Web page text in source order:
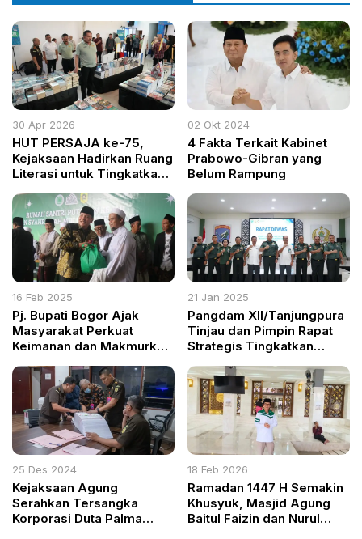
30 Apr 2026
HUT PERSAJA ke-75,
Kejaksaan Hadirkan Ruang
Literasi untuk Tingkatkan
02 Okt 2024
4 Fakta Terkait Kabinet
Prabowo-Gibran yang
Belum Rampung
16 Feb 2025
Pj. Bupati Bogor Ajak
Masyarakat Perkuat
Keimanan dan Makmurkan
21 Jan 2025
Pangdam XII/Tanjungpura
Tinjau dan Pimpin Rapat
Strategis Tingkatkan
Husada
25 Des 2024
Kejaksaan Agung
Serahkan Tersangka
Korporasi Duta Palma
18 Feb 2026
Ramadan 1447 H Semakin
Khusyuk, Masjid Agung
Baitul Faizin dan Nurul